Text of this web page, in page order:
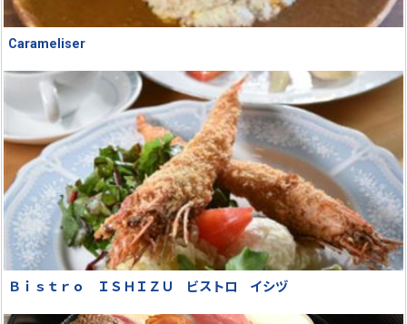
Carameliser
Ｂｉｓｔｒｏ ＩＳＨＩＺＵ ビストロ イシヅ